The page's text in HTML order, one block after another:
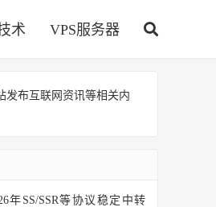
术 VPS服务器
发布互联网资讯等相关内
年SS/SSR等协议稳定中转